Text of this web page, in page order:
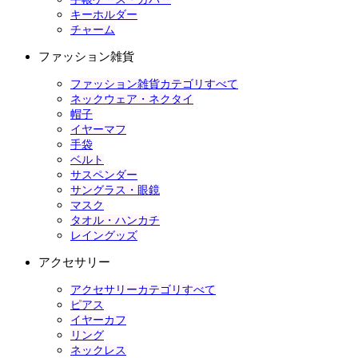
キーホルダー
チャーム
ファッション雑貨
ファッション雑貨カテゴリすべて
ネックウェア・ネクタイ
帽子
イヤーマフ
手袋
ベルト
サスペンダー
サングラス・眼鏡
マスク
タオル・ハンカチ
レイングッズ
アクセサリー
アクセサリーカテゴリすべて
ピアス
イヤーカフ
リング
ネックレス